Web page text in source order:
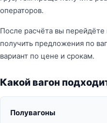
операторов.
После расчёта вы
получить предложения по
вариант по цене и срокам.
Какой вагон
Полувагоны